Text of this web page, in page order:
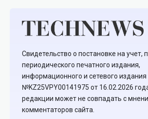
Свидетельство о постановке на учет,
периодического печатного издания,
информационного и сетевого издания
№KZ25VPY00141975 от 16.02.2026
редакции может не совпадать с
комментаторов сайта.